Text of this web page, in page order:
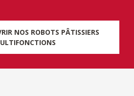
NOS ROBOTS PÂTISSIERS